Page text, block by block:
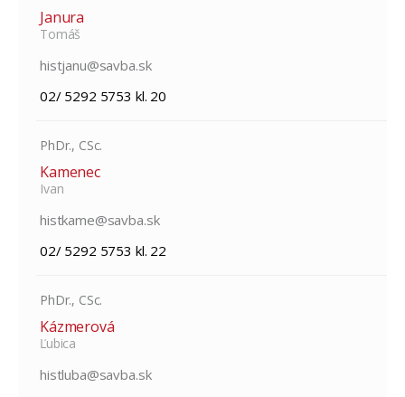
Janura
Tomáš
histjanu@savba.sk
02/ 5292 5753 kl. 20
PhDr., CSc.
Kamenec
Ivan
histkame@savba.sk
02/ 5292 5753 kl. 22
PhDr., CSc.
Kázmerová
Ľubica
histluba@savba.sk